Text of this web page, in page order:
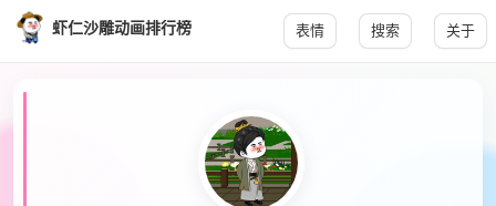
虾仁沙雕动画排行榜 表情 搜索 关于